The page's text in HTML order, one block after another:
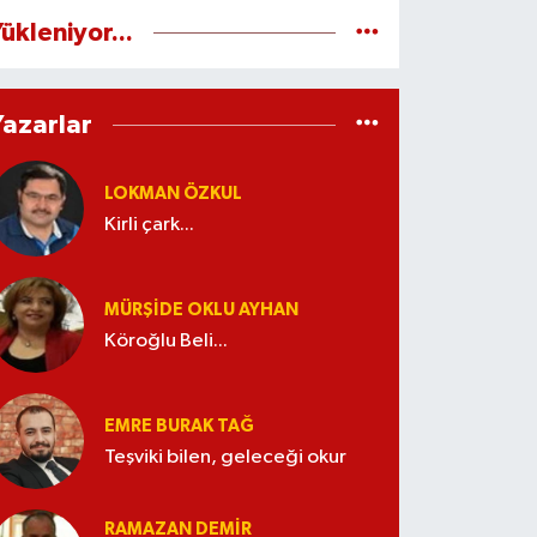
LOKMAN ÖZKUL
Kirli çark...
MÜRŞIDE OKLU AYHAN
Köroğlu Beli...
EMRE BURAK TAĞ
Teşviki bilen, geleceği okur
RAMAZAN DEMİR